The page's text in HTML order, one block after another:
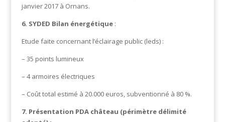
janvier 2017 à Ornans.
6. SYDED Bilan énergétique :
Etude faite concernant l’éclairage public (leds) :
– 35 points lumineux
– 4 armoires électriques
– Coût total estimé à 20.000 euros, subventionné à 80 %.
7. Présentation PDA château (périmètre délimité